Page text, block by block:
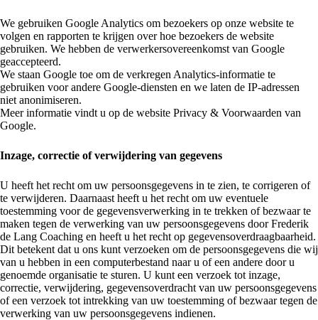
We gebruiken Google Analytics om bezoekers op onze website te
volgen en rapporten te krijgen over hoe bezoekers de website
gebruiken. We hebben de verwerkersovereenkomst van Google
geaccepteerd.
We staan Google toe om de verkregen Analytics-informatie te
gebruiken voor andere Google-diensten en we laten de IP-adressen
niet anonimiseren.
Meer informatie vindt u op de website Privacy & Voorwaarden van
Google.
Inzage, correctie of verwijdering van gegevens
U heeft het recht om uw persoonsgegevens in te zien, te corrigeren of
te verwijderen. Daarnaast heeft u het recht om uw eventuele
toestemming voor de gegevensverwerking in te trekken of bezwaar te
maken tegen de verwerking van uw persoonsgegevens door Frederik
de Lang Coaching en heeft u het recht op gegevensoverdraagbaarheid.
Dit betekent dat u ons kunt verzoeken om de persoonsgegevens die wij
van u hebben in een computerbestand naar u of een andere door u
genoemde organisatie te sturen. U kunt een verzoek tot inzage,
correctie, verwijdering, gegevensoverdracht van uw persoonsgegevens
of een verzoek tot intrekking van uw toestemming of bezwaar tegen de
verwerking van uw persoonsgegevens indienen.